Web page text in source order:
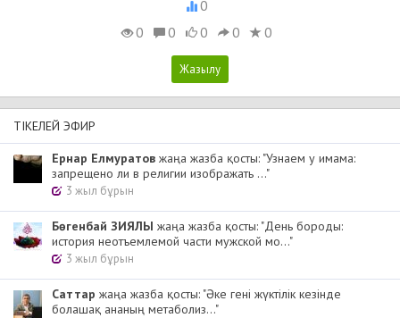
0
0
0 0 0 0
ТІКЕЛЕЙ ЭФИР
Ернар Елмуратов жаңа жазба қосты: "Узнаем у имама:
запрещено ли в религии изображать ..."
3 жыл бұрын
Бөгенбай ЗИЯЛЫ жаңа жазба қосты: "День бороды:
история неотъемлемой части мужской мо..."
3 жыл бұрын
Cаттар жаңа жазба қосты: "Әке гені жүктілік кезінде
болашақ ананың метаболиз..."